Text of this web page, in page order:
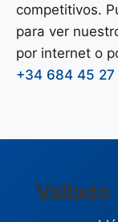
competitivos.
para ver
por internet o
+34 684 45 27
Vallado